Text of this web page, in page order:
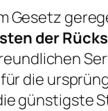
Gesetz
der
die
günstigste